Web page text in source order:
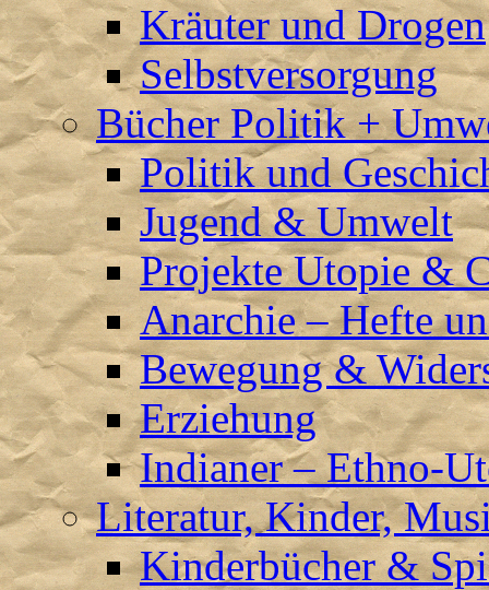
Kräuter und Drogen
Selbstversorgung
Bücher Politik +
Politik und
Jugend & Umwelt
Projekte Utopie &
Anarchie – Hefte
Bewegung &
Erziehung
Indianer – Ethno-
Literatur, Kinder,
Kinderbücher &